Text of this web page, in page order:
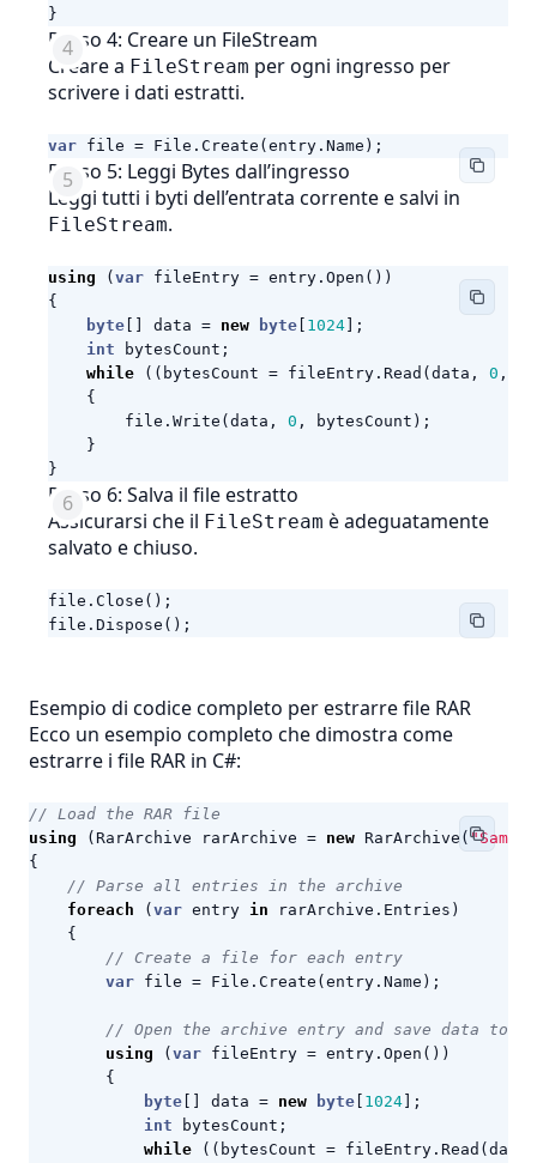
}
Passo 4: Creare un FileStream
Creare a FileStream per ogni ingresso per
scrivere i dati estratti.
var file = File . Create ( entry . Name );
Passo 5: Leggi Bytes dall’ingresso
Leggi tutti i byti dell’entrata corrente e salvi in
FileStream.
using ( var fileEntry = entry . Open ())
{
byte
data = new byte 1024 ];
int
bytesCount ;
while
(( bytesCount = fileEntry . Read ( data , 0 ,
{
file . Write ( data , 0 , bytesCount );
}
}
Passo 6: Salva il file estratto
Assicurarsi che il FileStream è adeguatamente
salvato e chiuso.
file . Close ();
file . Dispose ();
Esempio di codice completo per estrarre file RAR
Ecco un esempio completo che dimostra come
estrarre i file RAR in C#:
// Load the RAR file
using
( RarArchive rarArchive = new RarArchive (
{
// Parse all entries in the archive
foreach
( var entry in rarArchive . Entries )
{
// Create a file for each entry
var file = File . Create ( entry . Name );
// Open the archive entry and save data to
using
( var fileEntry = entry . Open ())
{
byte
data = new byte 1024 ];
int
bytesCount ;
while
(( bytesCount = fileEntry . Read ( data